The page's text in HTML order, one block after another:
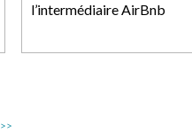
l’intermédiaire AirBnb
>>